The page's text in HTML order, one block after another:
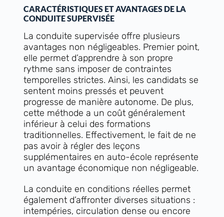
CARACTÉRISTIQUES ET AVANTAGES DE LA
CONDUITE SUPERVISÉE
La conduite supervisée offre plusieurs
avantages non négligeables. Premier point,
elle permet d’apprendre à son propre
rythme sans imposer de contraintes
temporelles strictes. Ainsi, les candidats se
sentent moins pressés et peuvent
progresse de manière autonome. De plus,
cette méthode a un coût généralement
inférieur à celui des formations
traditionnelles. Effectivement, le fait de ne
pas avoir à régler des leçons
supplémentaires en auto-école représente
un avantage économique non négligeable.
La conduite en conditions réelles permet
également d’affronter diverses situations :
intempéries, circulation dense ou encore